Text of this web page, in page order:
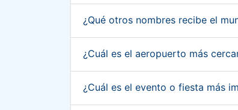
¿Qué otros nombres recibe el
¿Cuál es el aeropuerto más
¿Cuál es el evento o fiesta más